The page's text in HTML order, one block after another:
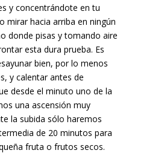
y concentrándote en tu
mirar hacia arriba en ningún
donde pisas y tomando aire
esta dura prueba. Es
bien, por lo menos
y calentar antes de
desde el minuto uno de la
una ascensión muy
la subida sólo haremos
de 20 minutos para
fruta o frutos secos.